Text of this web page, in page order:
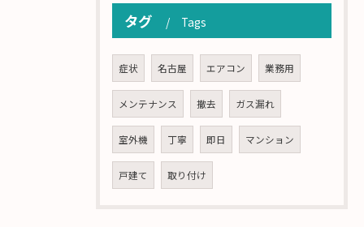
タグ Tags
症状 名古屋 エアコン 業務用
メンテナンス 撤去 ガス漏れ
室外機 丁寧 即日 マンション
戸建て 取り付け